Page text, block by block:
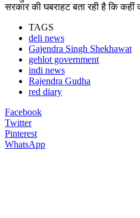
सरकार की घबराहट बता रही है कि कहीं
TAGS
deli news
Gajendra Singh Shekhawat
gehlot government
indi news
Rajendra Gudha
red diary
Facebook
Twitter
Pinterest
WhatsApp